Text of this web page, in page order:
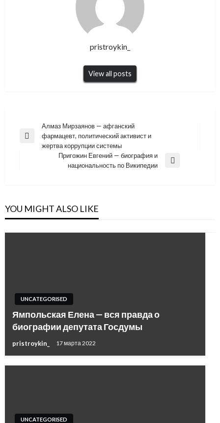
pristroykin_
View all posts
Навигация
по
Previous
Алмаз Мирзаянов — афганский
фармацевт, политический активист и
жертва коррупции системы
Пригожин Евгений — биография и
национальность по Википедии
YOU MIGHT ALSO LIKE
UNCATEGORISED
Ямпольская Елена — вся правда о
биографии депутата Госдумы
pristroykin_ 17 марта 2022
UNCATEGORISED